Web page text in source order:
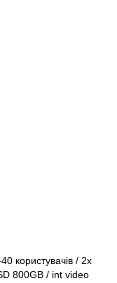
кopиcтувaчів / 2х
800GB / int video